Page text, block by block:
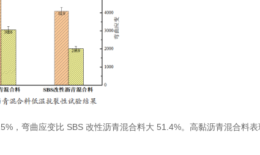
，弯曲应变比 SBS 改性沥青混合料大 51.4%。高黏沥青混合料